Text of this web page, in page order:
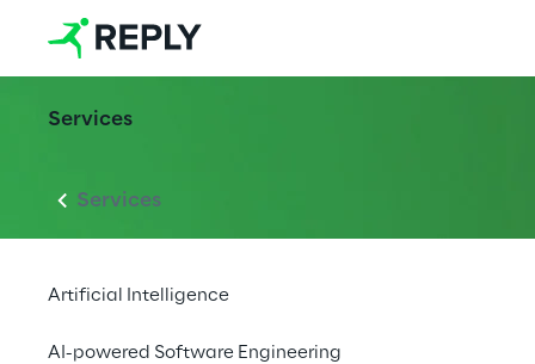
Services
Services
Artificial Intelligence
AI-powered Software Engineering